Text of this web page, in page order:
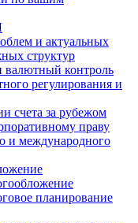
и актуальных
структур
валютный контроль
регулирования и
счета за рубежом
праву
и международного
планирование